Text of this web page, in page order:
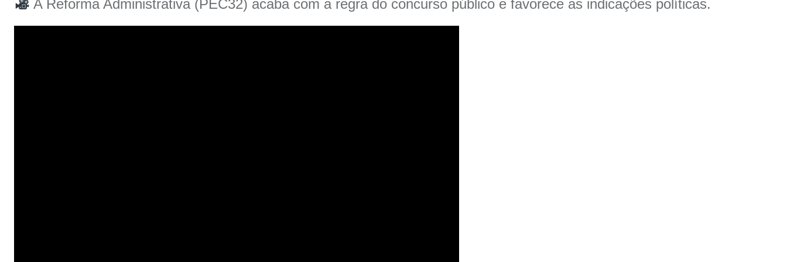
A Reforma Administrativa (PEC32) acaba com a regra do concurso público e favorece as indicações políticas.